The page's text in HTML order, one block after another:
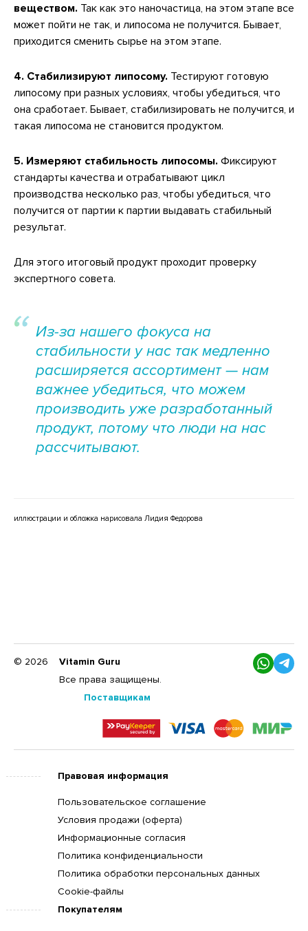
веществом. Так как это наночастица, на этом этапе все
может пойти не так, и липосома не получится. Бывает,
приходится сменить сырье на этом этапе.
4. Стабилизируют липосому. Тестируют готовую
липосому при разных условиях, чтобы убедиться, что
она сработает. Бывает, стабилизировать не получится, и
такая липосома не становится продуктом.
5. Измеряют стабильность липосомы. Фиксируют
стандарты качества и отрабатывают цикл
производства несколько раз, чтобы убедиться, что
получится от партии к партии выдавать стабильный
результат.
Для этого итоговый продукт проходит проверку
экспертного совета.
Из-за нашего фокуса на
стабильности у нас так медленно
расширяется ассортимент — нам
важнее убедиться, что можем
производить уже разработанный
продукт, потому что люди на нас
рассчитывают.
иллюстрации и обложка нарисовала Лидия Федорова
© 2026
Vitamin Guru
Все права защищены.
Поставщикам
Правовая информация
Пользовательское соглашение
Условия продажи (оферта)
Информационные согласия
Политика конфиденциальности
Политика обработки персональных данных
Cookie-файлы
Покупателям